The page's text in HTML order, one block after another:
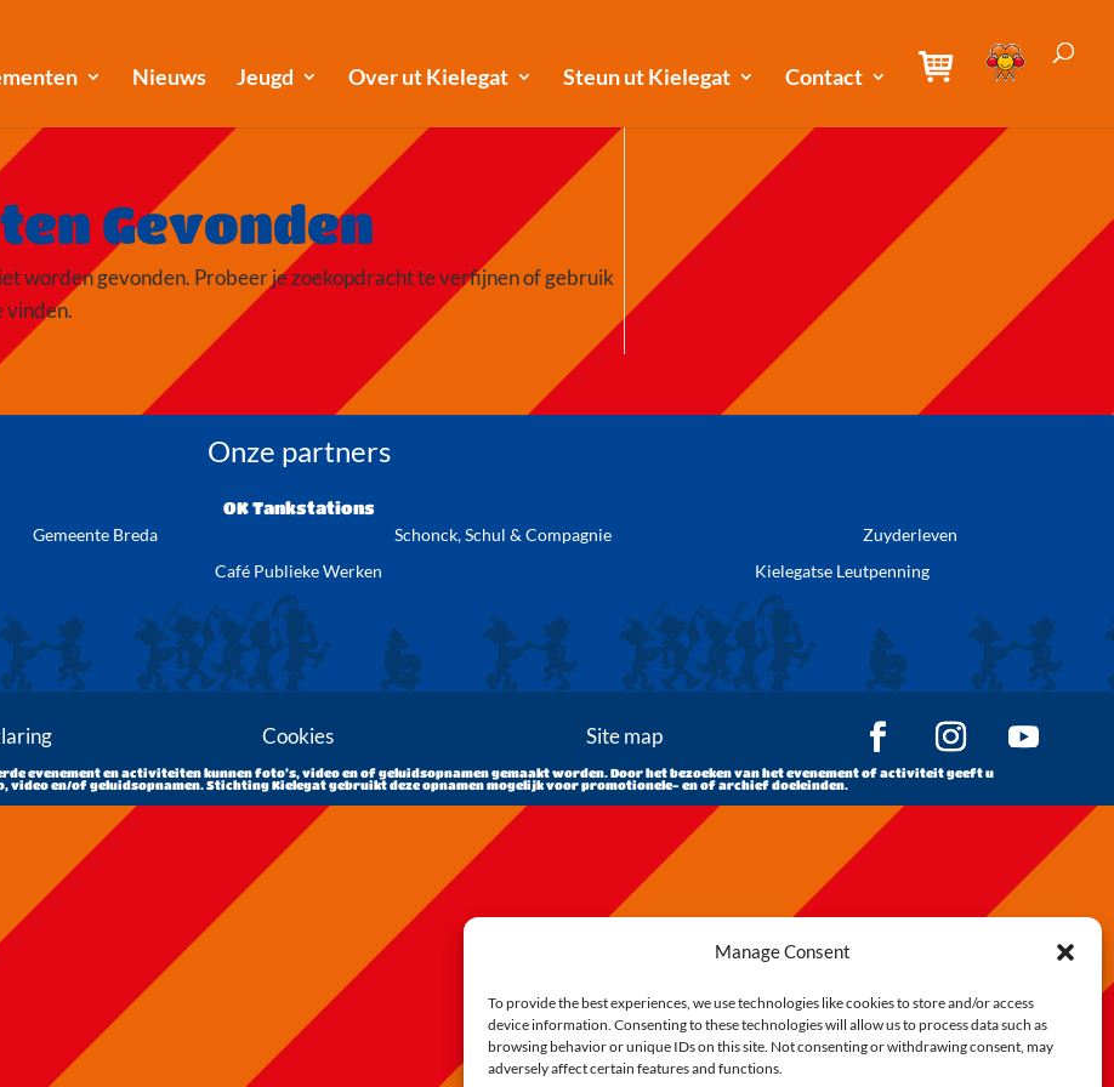
Manage Consent
To provide the best experiences, we use technologies like cookies to store and/or access
device information. Consenting to these technologies will allow us to process data such as
browsing behavior or unique IDs on this site. Not consenting or withdrawing consent, may
adversely affect certain features and functions.
Nieuws Jeugd Over ut Kielegat Steun ut Kielegat Contact
Gevonden
worden gevonden. Probeer je zoekopdracht te verfijnen of gebruik
vinden.
Onze partners
OK Tankstations
Gemeente Breda Schonck, Schul & Compagnie
Zuyderleven
Café Publieke Werken Kielegatse Leutpenning
Cookies Site map
evenement en activiteiten kunnen foto’s, video en of geluidsopnamen gemaakt worden. Door het bezoeken van het evenement of activiteit geeft u
video en/of geluidsopnamen. Stichting Kielegat gebruikt deze opnamen mogelijk voor promotionele- en of archief doeleinden.